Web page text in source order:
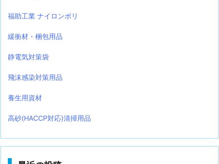
福助工業 ナイロンポリ
緩衝材・梱包用品
静電気対策袋
飛沫感染対策用品
養生用資材
高砂(HACCP対応)清掃用品